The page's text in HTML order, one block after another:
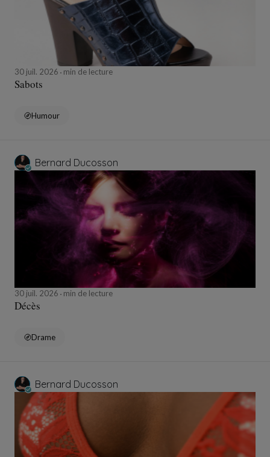
30 juil. 2026 min de lecture
Sabots
Humour
Bernard Ducosson
30 juil. 2026 min de lecture
Décès
Drame
Bernard Ducosson